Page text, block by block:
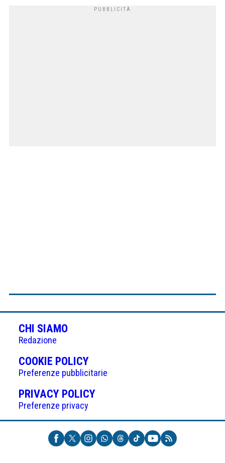
CHI SIAMO
Redazione
COOKIE POLICY(APRE
IN
UNA
NUOVA
Preferenze pubblicitarie
PRIVACY POLICY(APRE
UNA
NUOVA
SCHEDA)
Preferenze privacy